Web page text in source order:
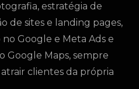
estratégia de
de sites e landing pages,
Google e Meta Ads e
Google Maps, sempre
clientes da própria